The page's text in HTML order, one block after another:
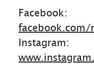
Facebook:
Instagram: